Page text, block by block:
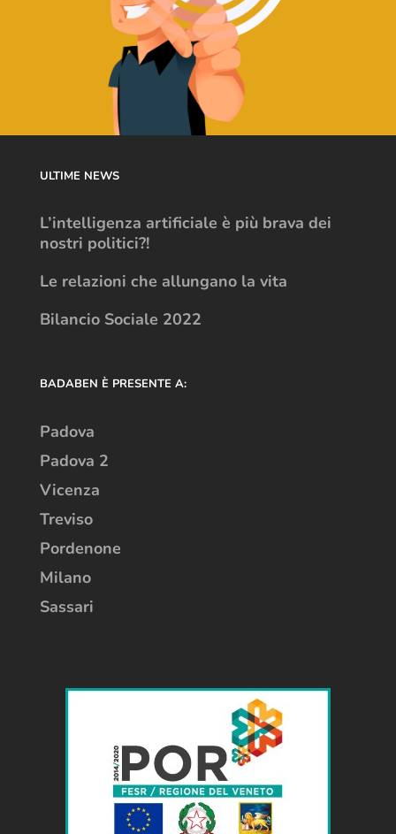
ULTIME NEWS
L’intelligenza artificiale è più brava dei
nostri politici?!
Le relazioni che allungano la vita
Bilancio Sociale 2022
BADABEN È PRESENTE A:
Padova
Padova 2
Vicenza
Treviso
Pordenone
Milano
Sassari